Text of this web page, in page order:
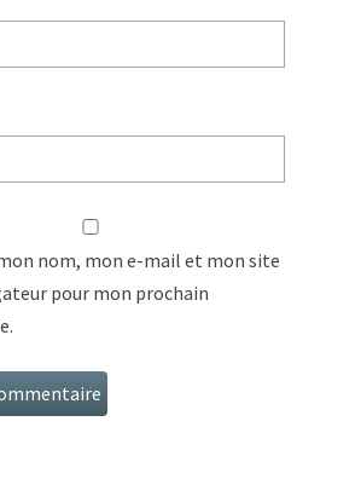
nom, mon e-mail et mon site
pour mon prochain